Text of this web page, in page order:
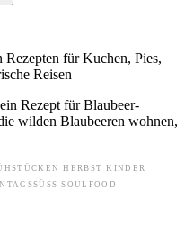
für Kuchen, Pies,
Reisen
Rezept für Blaubeer-
wilden Blaubeeren wohnen,
HERBST KINDER
SOULFOOD